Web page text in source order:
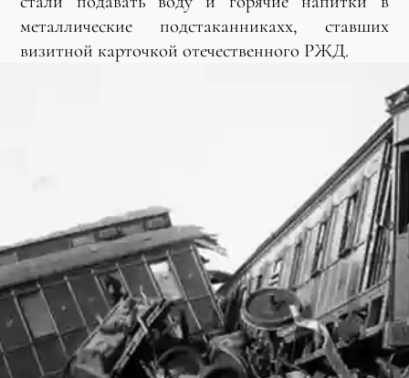
металлические подстаканникахх, ставших
визитной карточкой отечественного РЖД.